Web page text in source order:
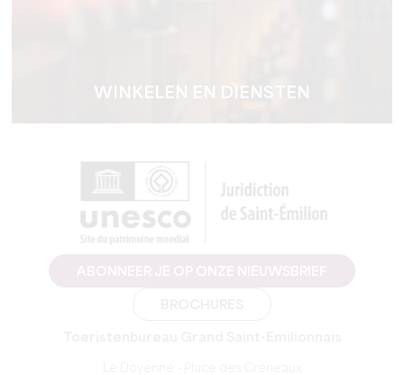
WINKELEN EN DIENSTEN